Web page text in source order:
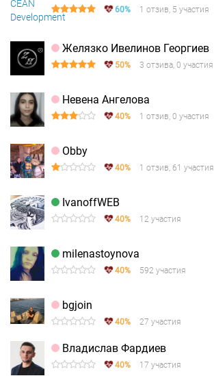
60% 1 отзив, 5 участия
Желязко Ивелинов Георгиев
50% 3 отзива, 0 участия
Невена Ангелова
40% 1 отзив, 0 участия
Obby
40% 1 отзив, 61 участия
IvanoffWEB
40% 12 участия
milenastoynova
40% 592 участия
bgjoin
40% 27 участия
Владислав Фардиев
40% 17 участия